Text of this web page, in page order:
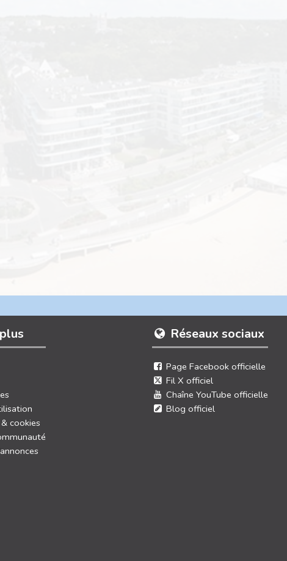
Réseaux sociaux
Page Facebook officielle
Fil X officiel
Chaîne YouTube officielle
Blog officiel
cookies